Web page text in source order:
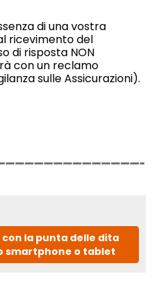
di una vostra
ricevimento del
di risposta NON
con un reclamo
sulle Assicurazioni).
con la punta delle dita
smartphone o tablet